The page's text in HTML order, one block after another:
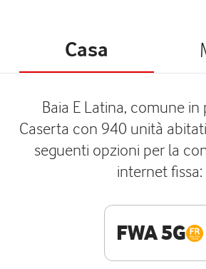
Casa
Baia E Latina, comune in
Caserta con 940 unità
seguenti opzioni per la
internet fissa:
FWA 5G